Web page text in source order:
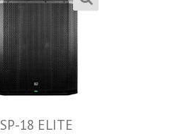
SP-18 ELITE